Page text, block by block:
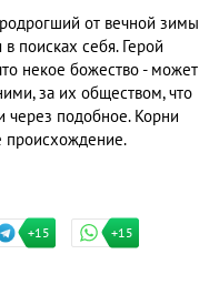
от вечной зимы
поисках себя. Герой
некое божество - может
за их обществом, что
подобное. Корни
происхождение.
+15 +15